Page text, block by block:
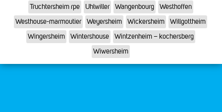
Truchtersheim rpe Uhlwiller Wangenbourg
Westhoffen
Westhouse-marmoutier
Weyersheim Wickersheim
Willgottheim
Wingersheim
Wintershouse
Wintzenheim – kochersberg
Wiwersheim